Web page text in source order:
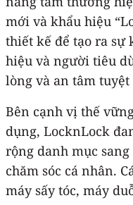
mới và khẩu hiệu
thiết kế để tạo ra sự
hiệu và người tiêu
lòng và an tâm
Bên cạnh vị thế
dụng, LocknLock
rộng danh mục
chăm sóc cá nhân.
máy sấy tóc, máy